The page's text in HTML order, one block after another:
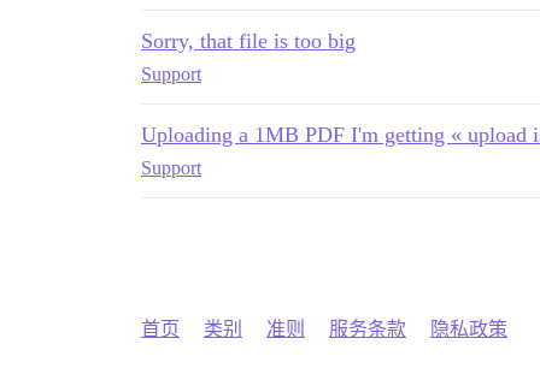
Sorry, that file is too big
Support
Uploading a 1MB PDF I'm getting « upload
Support
首页 类别 准则 服务条款 隐私政策